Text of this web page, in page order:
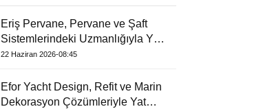
Eriş Pervane, Pervane ve Şaft
Sistemlerindeki Uzmanlığıyla Yat
Dergisi’nde
22 Haziran 2026-08:45
Efor Yacht Design, Refit ve Marin
Dekorasyon Çözümleriyle Yat